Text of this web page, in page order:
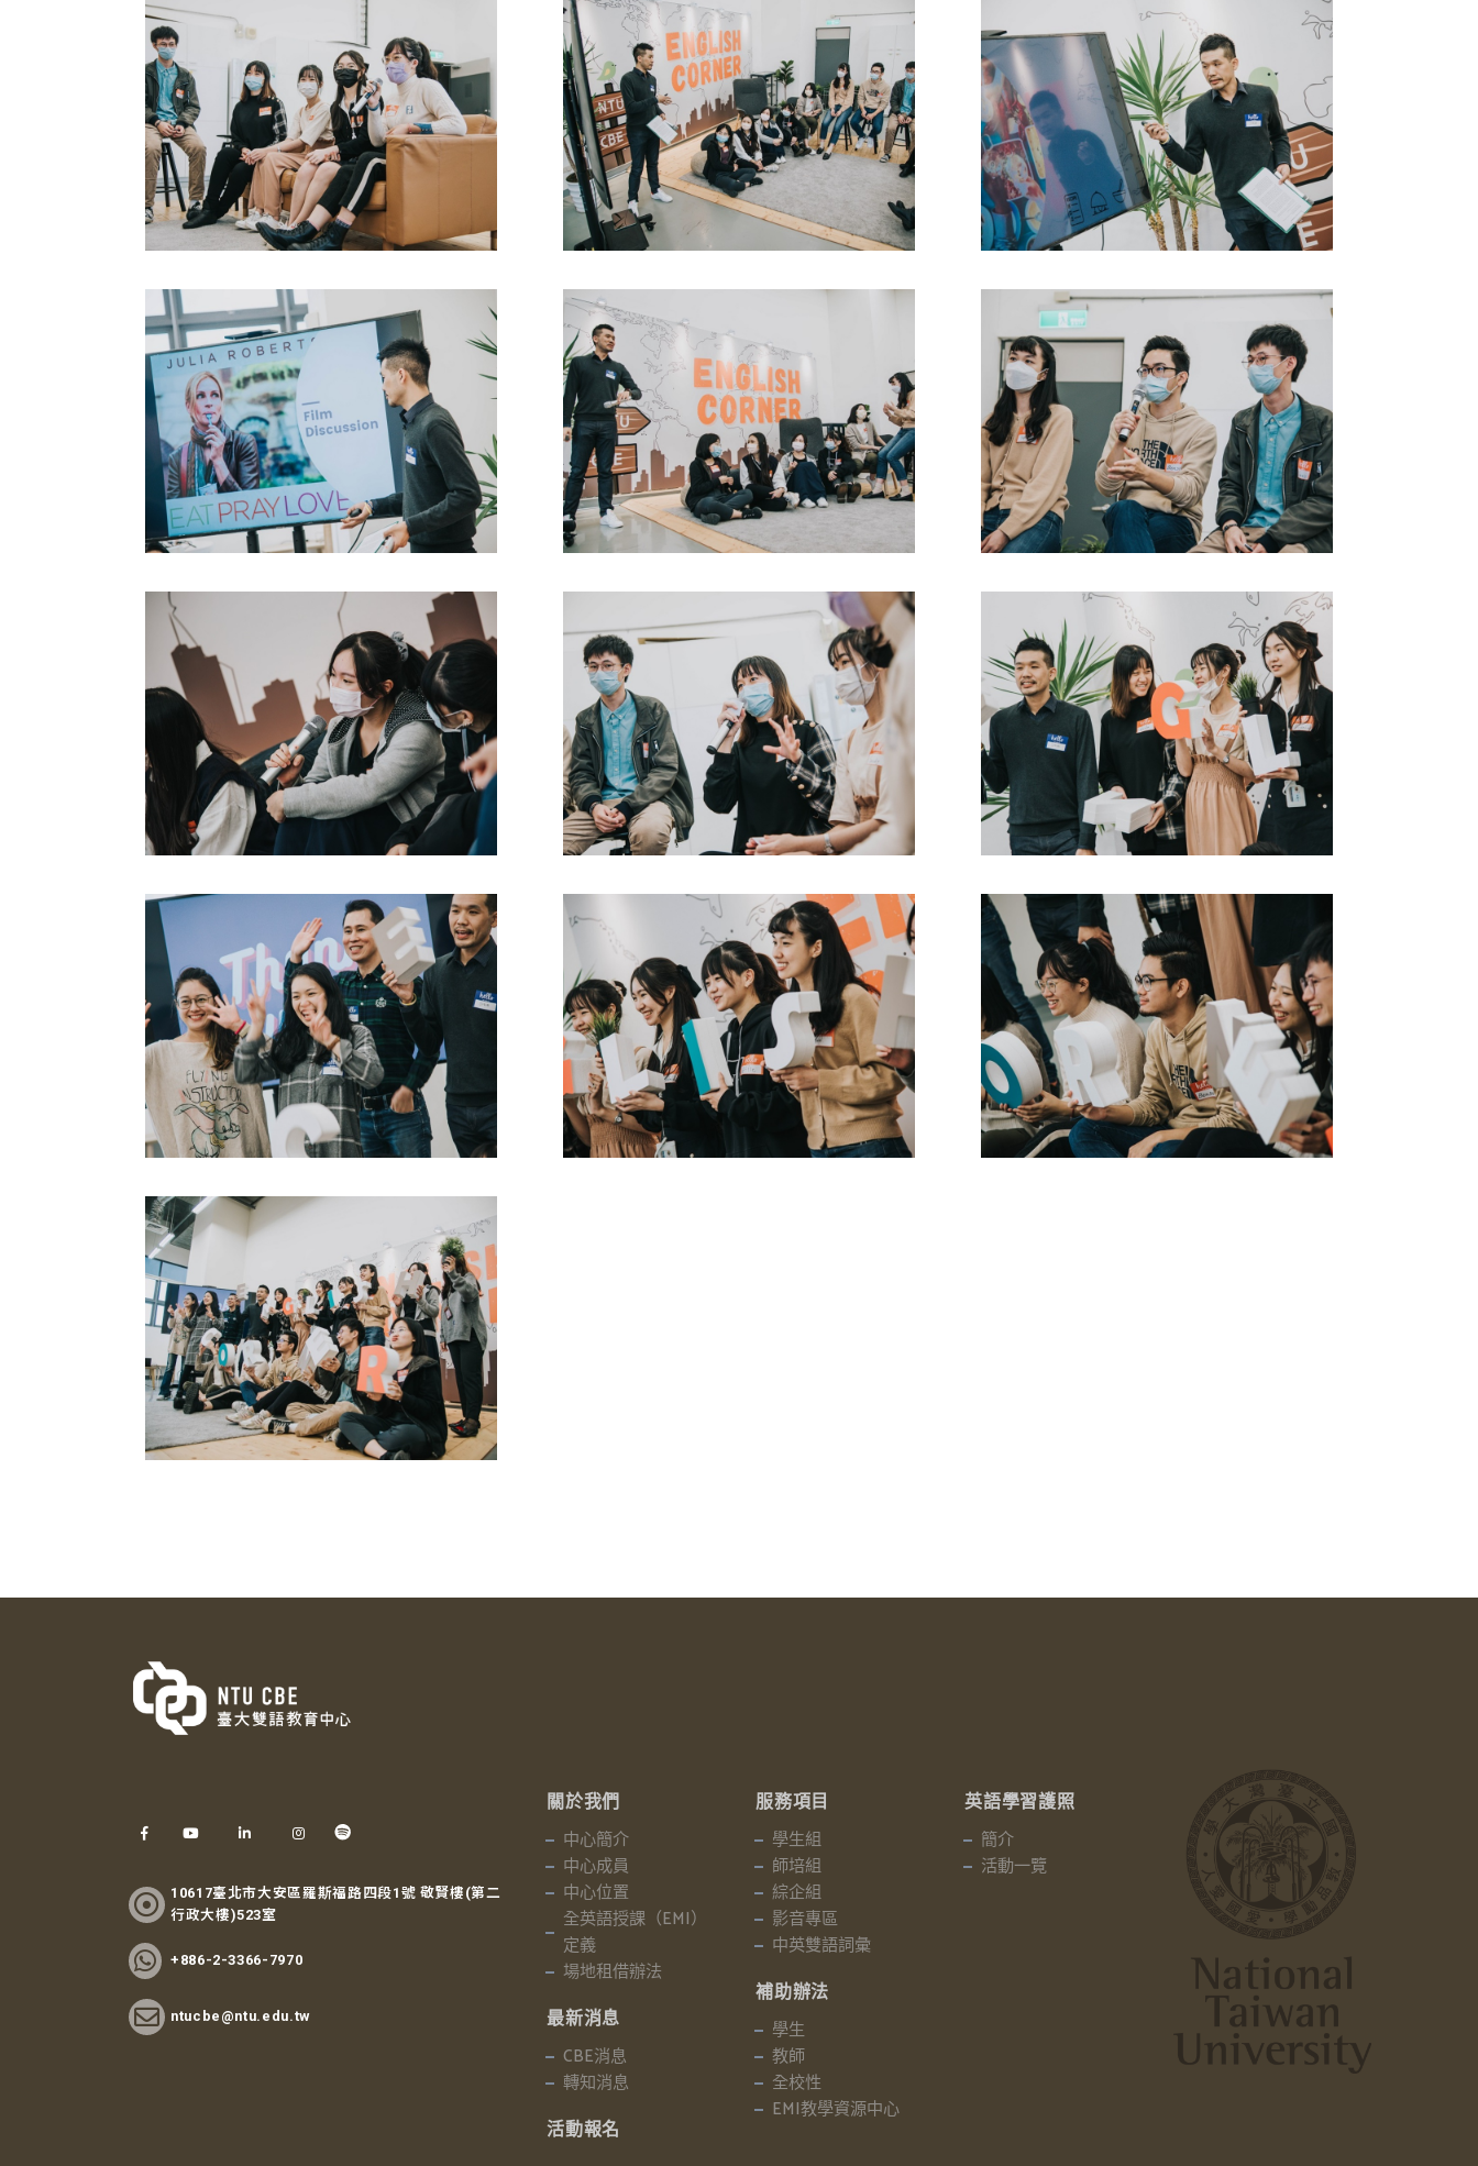
10617臺北市大安區羅斯福路四段1號 敬賢樓(第二
行政大樓)523室
+886-2-3366-7970
ntucbe@ntu.edu.tw
關於我們
中心簡介
中心成員
中心位置
全英語授課（EMI）
定義
場地租借辦法
最新消息
CBE消息
轉知消息
活動報名
服務項目
學生組
師培組
綜企組
影音專區
中英雙語詞彙
補助辦法
學生
教師
全校性
EMI教學資源中心
英語學習護照
簡介
活動一覽